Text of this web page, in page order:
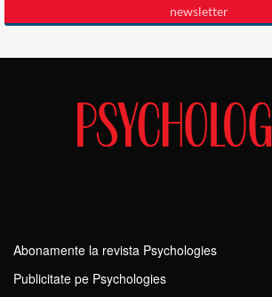
Abonamente la revista Psychologies
Publicitate pe Psychologies